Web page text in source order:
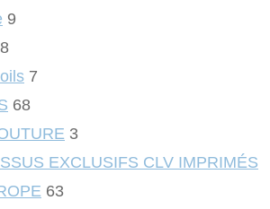
9
8
7
68
3
EXCLUSIFS CLV IMPRIMÉS
63